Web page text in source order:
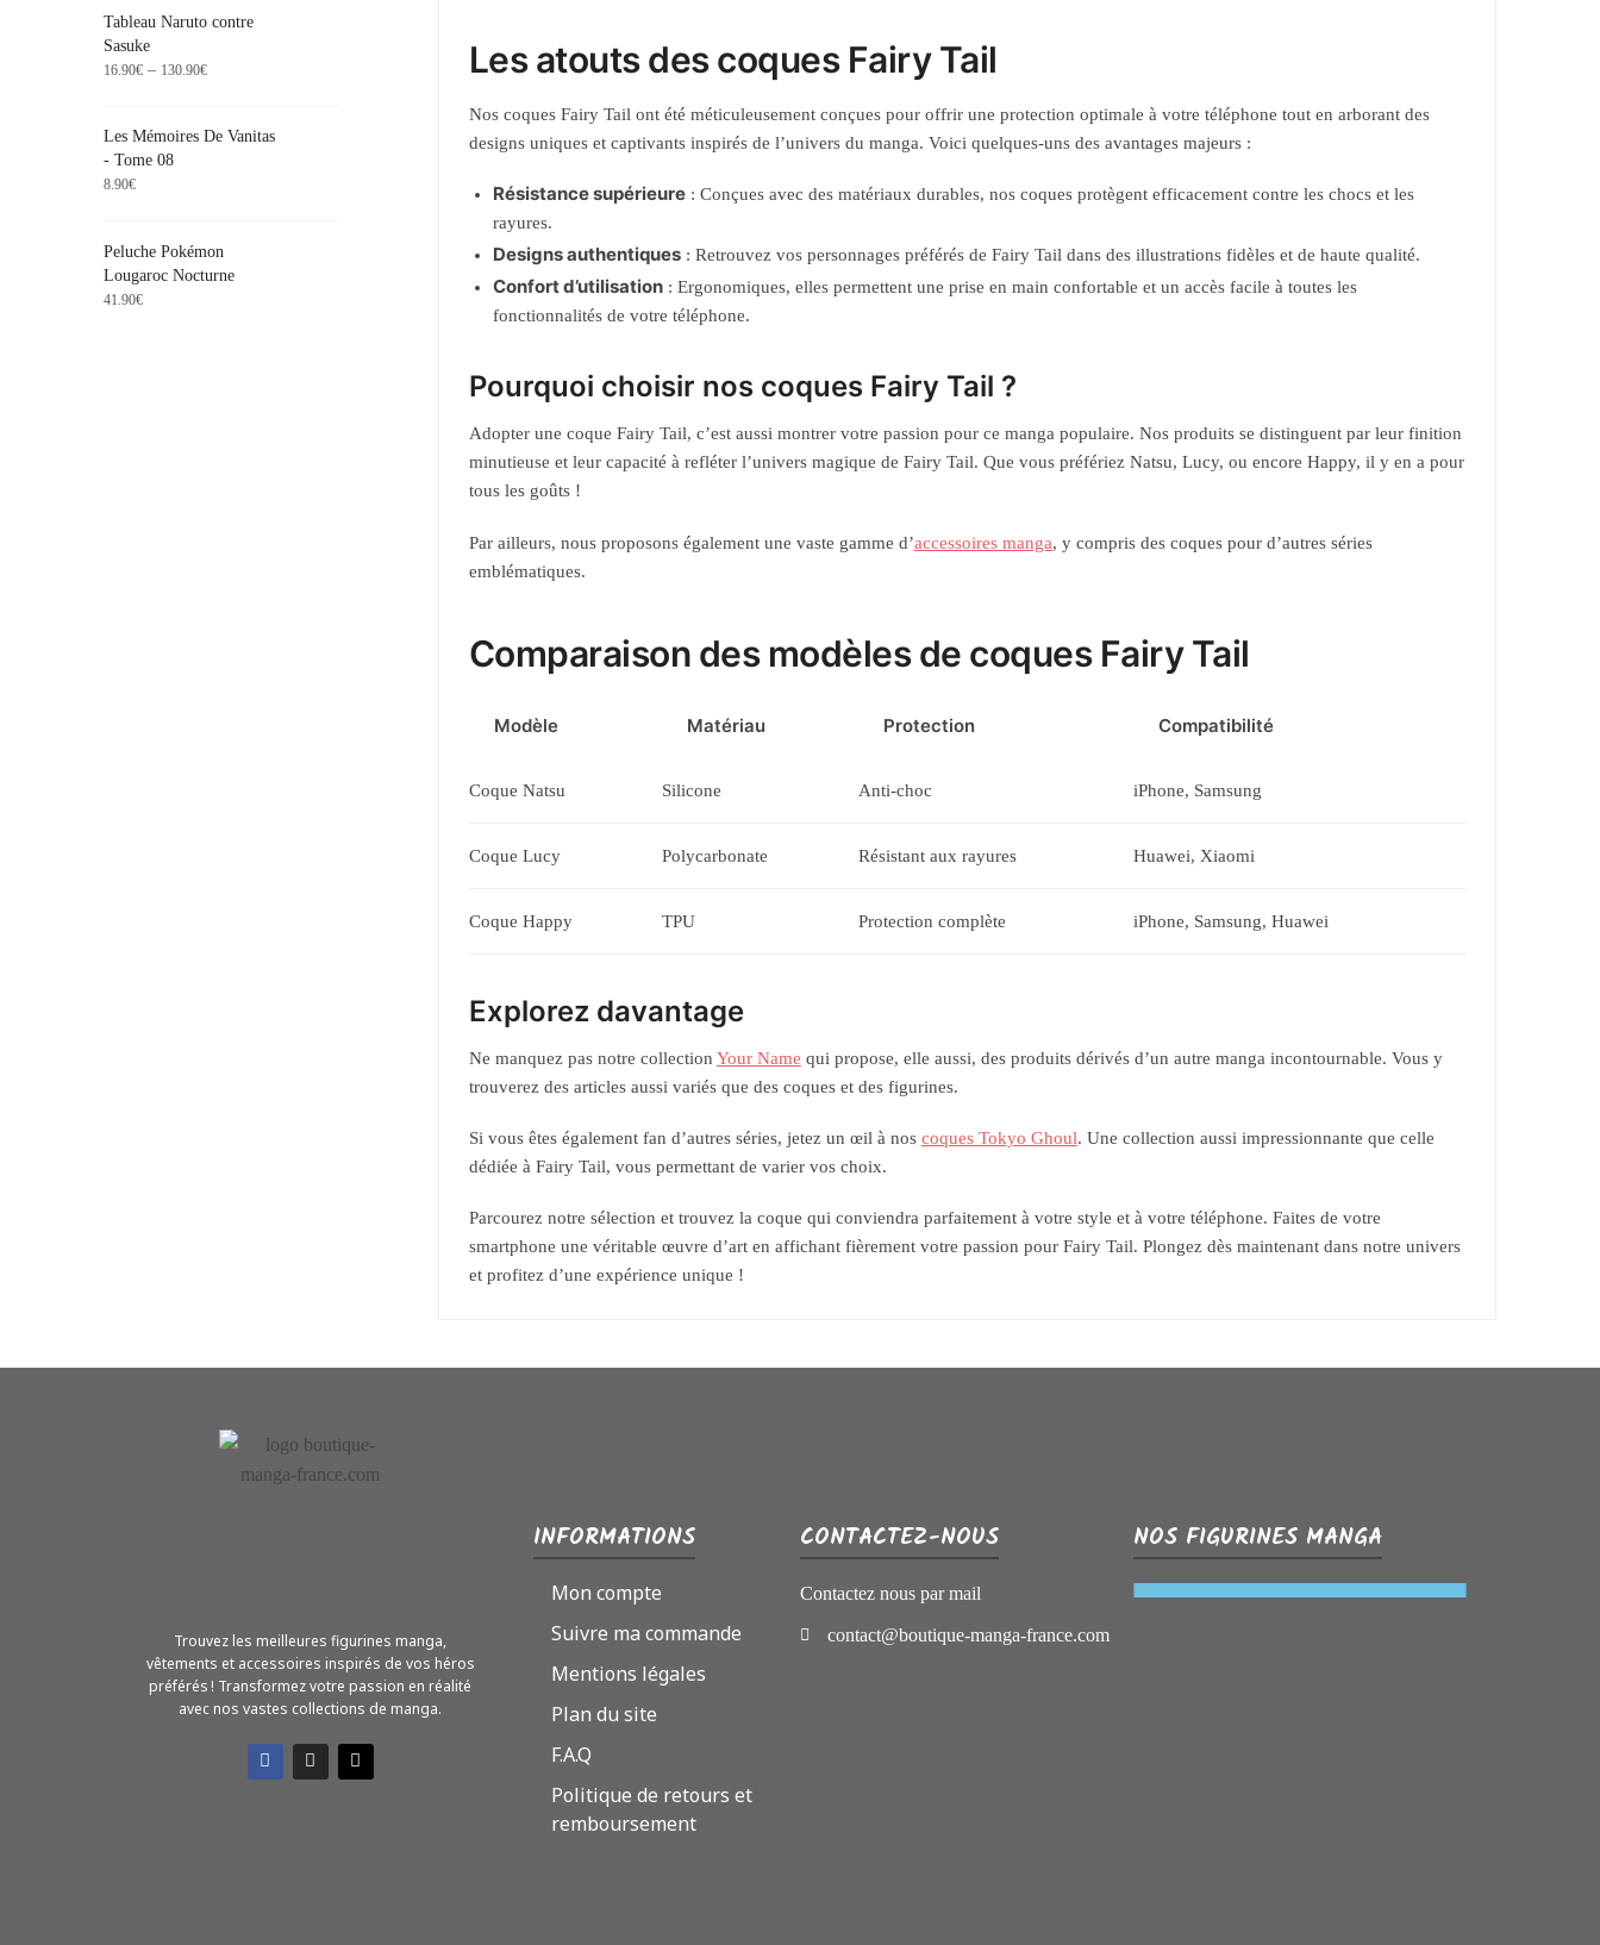
Les atouts des coques Fairy Tail
Nos coques Fairy Tail ont été méticuleusement conçues pour offrir une protection optimale à votre téléphone tout en arborant des
designs uniques et captivants inspirés de l’univers du manga. Voici quelques-uns des avantages majeurs :
Résistance supérieure: Conçues avec des matériaux durables, nos coques protègent efficacement contre les chocs et les
rayures.
Designs authentiques: Retrouvez vos personnages préférés de Fairy Tail dans des illustrations fidèles et de haute qualité.
Confort d’utilisation: Ergonomiques, elles permettent une prise en main confortable et un accès facile à toutes les
fonctionnalités de votre téléphone.
Pourquoi choisir nos coques Fairy Tail ?
Adopter une coque Fairy Tail, c’est aussi montrer votre passion pour ce manga populaire. Nos produits se distinguent par leur finition
minutieuse et leur capacité à refléter l’univers magique de Fairy Tail. Que vous préfériez Natsu, Lucy, ou encore Happy, il y en a pour
tous les goûts !
Par ailleurs, nous proposons également une vaste gamme d’accessoires manga, y compris des coques pour d’autres séries
emblématiques.
Comparaison des modèles de coques Fairy Tail
Modèle Matériau Protection Compatibilité
Coque Natsu Silicone Anti-choc iPhone, Samsung
Coque Lucy Polycarbonate Résistant aux rayures Huawei, Xiaomi
Coque Happy TPU Protection complète iPhone, Samsung, Huawei
Explorez davantage
Ne manquez pas notre collection Your Name qui propose, elle aussi, des produits dérivés d’un autre manga incontournable. Vous y
trouverez des articles aussi variés que des coques et des figurines.
Si vous êtes également fan d’autres séries, jetez un œil à nos coques Tokyo Ghoul. Une collection aussi impressionnante que celle
dédiée à Fairy Tail, vous permettant de varier vos choix.
Parcourez notre sélection et trouvez la coque qui conviendra parfaitement à votre style et à votre téléphone. Faites de votre
smartphone une véritable œuvre d’art en affichant fièrement votre passion pour Fairy Tail. Plongez dès maintenant dans notre univers
et profitez d’une expérience unique !
Tableau Naruto contre
Sasuke
16.90€ – 130.90€
Les Mémoires De Vanitas
- Tome 08
8.90€
Peluche Pokémon
Lougaroc Nocturne
41.90€
Trouvez les meilleures figurines manga,
vêtements et accessoires inspirés de vos héros
préférés ! Transformez votre passion en réalité
avec nos vastes collections de manga.
INFORMATIONS
Mon compte
Suivre ma commande
Mentions légales
Plan du site
F.A.Q
Politique de retours et
remboursement
CONTACTEZ-NOUS
Contactez nous par mail
contact@boutique-manga-france.com
NOS FIGURINES MANGA